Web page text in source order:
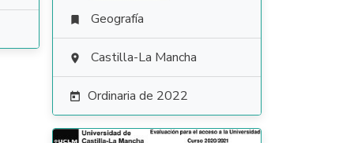
 Geografía
 Castilla-La Mancha
 Ordinaria de 2022